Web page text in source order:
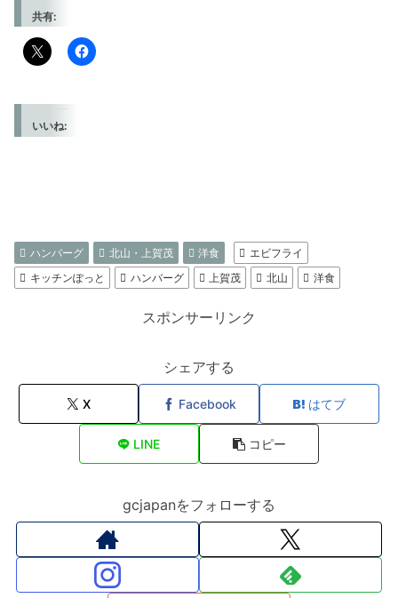
共有:
いいね:
ハンバーグ 北山・上賀茂 洋食
エビフライ
キッチンぽっと
ハンバーグ 上賀茂 北山 洋食
スポンサーリンク
シェアする
X Facebook はてブ
LINE コピー
gcjapanをフォローする